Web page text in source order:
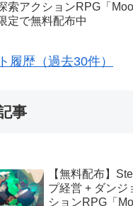
索アクションRPG「
定で無料配布中
履歴（過去30件）
事
【無料配布】
プ経営 + ダンジ
ションRPG「